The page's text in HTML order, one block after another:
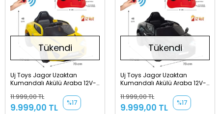
Tükendi
Uj Toys Jagor Uzaktan
Kumandalı Akülü Araba 12V-
11.999,00 TL
9.999,00 TL %17
Tükendi
Uj Toys Jagor Uzaktan
Kumandalı Akülü Araba 12V-
11.999,00 TL
9.999,00 TL %17